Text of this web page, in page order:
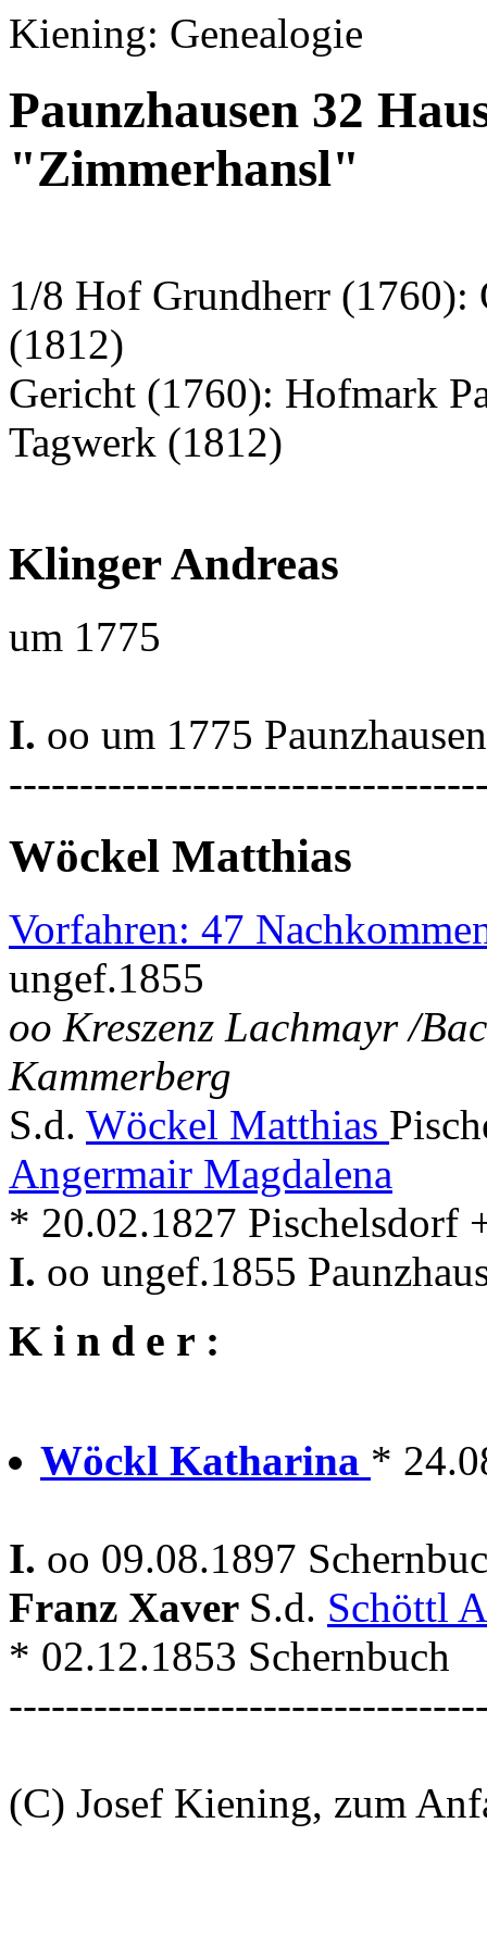
Kiening: Genealogie
Paunzhausen 32
"Zimmerhansl"
1/8 Hof Grundherr (1760):
(1812)
Gericht (1760): Hofmark
Tagwerk (1812)
Klinger Andreas
um 1775
I. oo um 1775 Paunzhausen
Wöckel Matthias
Vorfahren: 47
ungef.1855
oo Kreszenz Lachmayr /
Kammerberg
S.d. Wöckel Matthias
Angermair Magdalena
* 20.02.1827 Pischelsdorf
I. oo ungef.1855
K i n d e r :
Wöckl Katharina *
I. oo 09.08.1897
Franz Xaver S.d. Schöttl
* 02.12.1853 Schernbuch
(C) Josef Kiening, zum